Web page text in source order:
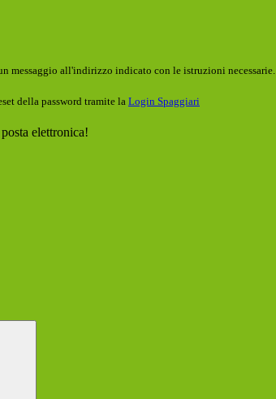
messaggio all'indirizzo indicato con le istruzioni necessarie.
della password tramite la Login Spaggiari
elettronica!